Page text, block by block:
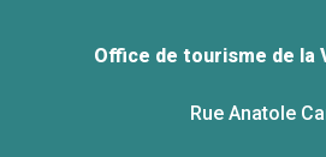
Office de tourisme de la
Rue Anatole